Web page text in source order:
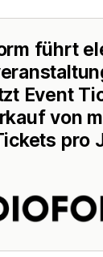
führt
Event
von
pro